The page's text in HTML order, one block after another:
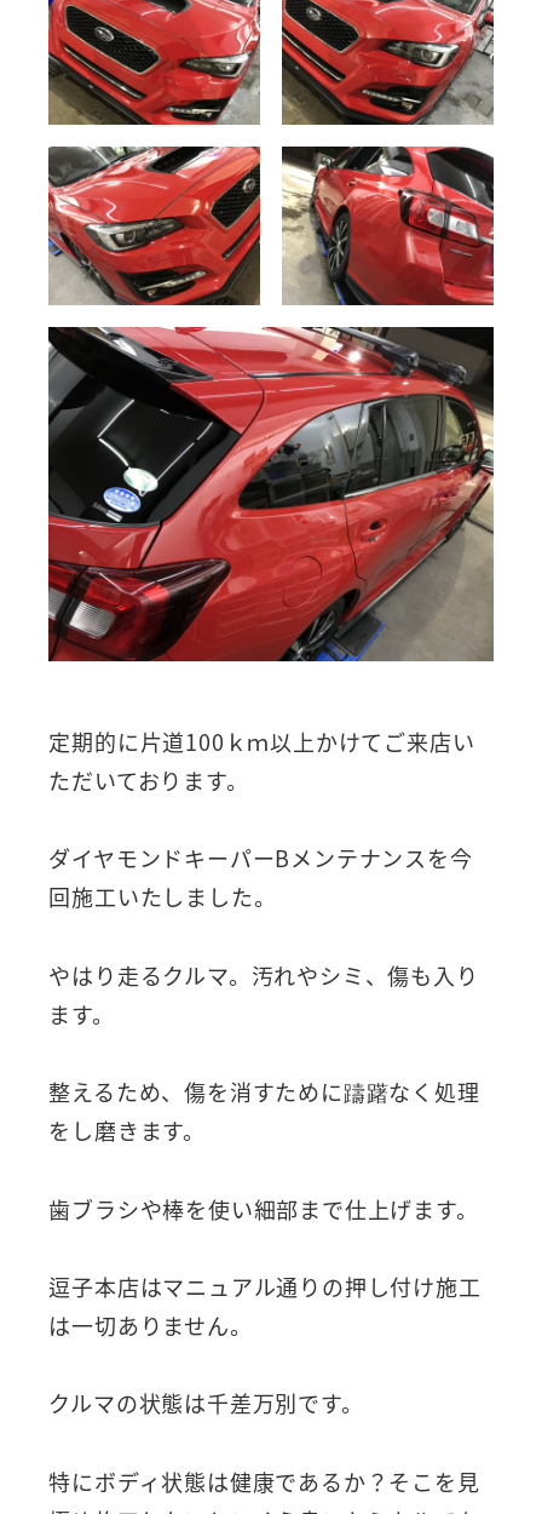
定期的に片道100ｋｍ以上かけてご来店い
ただいております。
ダイヤモンドキーパーBメンテナンスを今
回施工いたしました。
やはり走るクルマ。汚れやシミ、傷も入り
ます。
整えるため、傷を消すために躊躇なく処理
をし磨きます。
歯ブラシや棒を使い細部まで仕上げます。
逗子本店はマニュアル通りの押し付け施工
は一切ありません。
クルマの状態は千差万別です。
特にボディ状態は健康であるか？そこを見